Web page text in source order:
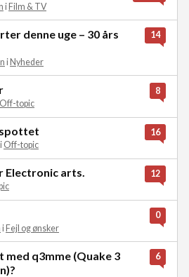
iFilm & TV
denne uge – 30 års
i Nyheder
14
Off-topic
8
spottet
i Off-topic
16
Electronic arts. 12
iFejl og ønsker
0
med q3mme (Quake 3
6